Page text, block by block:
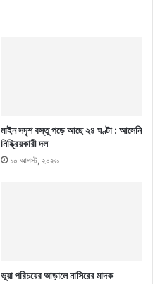
মাইন সদৃশ বস্তু পড়ে আছে ২৪ ঘণ্টা : আসেনি
নিষ্ক্রিয়কারী দল
১০ আগস্ট, ২০২৬
ভুয়া পরিচয়ের আড়ালে নাসিরের মাদক